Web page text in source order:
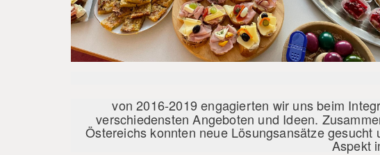
von 2016-2019 engagierten wir uns beim
verschiedensten Angeboten und Ideen.
Östereichs konnten neue Lösungsansätze
Aspekt